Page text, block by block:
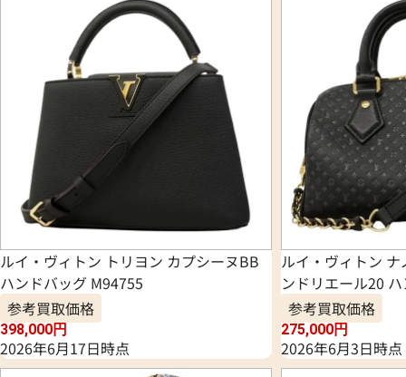
ルイ・ヴィトン トリヨン カプシーヌBB
ハンドバッグ M94755
参考買取価格
398,000円
2026年6月17日時点
ルイ・ヴィトン
ンドリエール20
参考買取価格
275,000円
2026年6月3日時点